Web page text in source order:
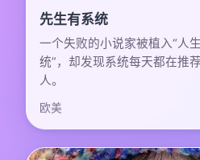
先生有系统
一个失败的小说家被植入“人
统”，却发现系统每天都在推
人。
欧美